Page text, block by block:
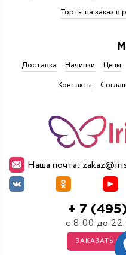
Наша почта:
+ 7
с 8:00 до
ЗАКАЗАТЬ
Торты на заказ в
Доставка Начинки Цены
Контакты